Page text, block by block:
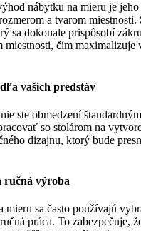
nábytku na mieru je
a tvarom miestnosti.
sa dokonale prispôsobí
miestnosti, čím
vašich predstáv
ste obmedzení
so stolárom na
dizajnu, ktorý bude
ručná výroba
mieru sa často používajú
práca. To zabezpečuje,